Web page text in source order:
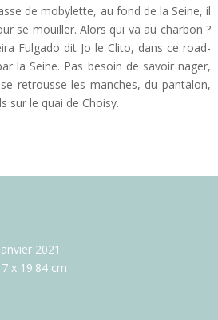
de mobylette, au fond de la Seine, il
se mouiller. Alors qui va au charbon ?
Fulgado dit Jo le Clito, dans ce road-
la Seine. Pas besoin de savoir nager,
retrousse les manches, du pantalon,
sur le quai de Choisy.
2021
x 19.84 cm